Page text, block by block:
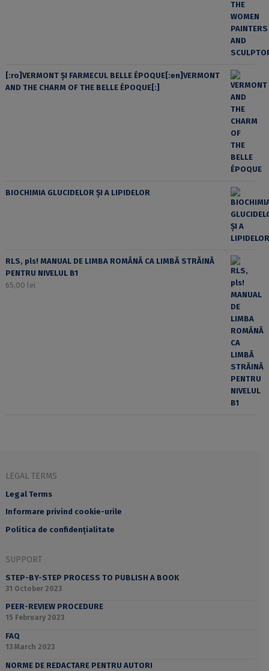
[:ro]VERMONT ȘI FARMECUL BELLE ÉPOQUE[:en]VERMONT
AND THE CHARM OF THE BELLE ÉPOQUE[:]
BIOCHIMIA GLUCIDELOR ȘI A LIPIDELOR
RLS, pls! MANUAL DE LIMBA ROMÂNĂ CA LIMBĂ STRĂINĂ
PENTRU NIVELUL B1
65,00 lei
LEGAL TERMS
Legal Terms
Informare privind cookie-urile
Politica de confidențialitate
SUPPORT
STEP-BY-STEP PROCESS TO PUBLISH A BOOK
31 October 2023
PEER-REVIEW PROCEDURE
15 February 2023
FAQ
13 March 2023
NORME DE REDACTARE PENTRU AUTORI